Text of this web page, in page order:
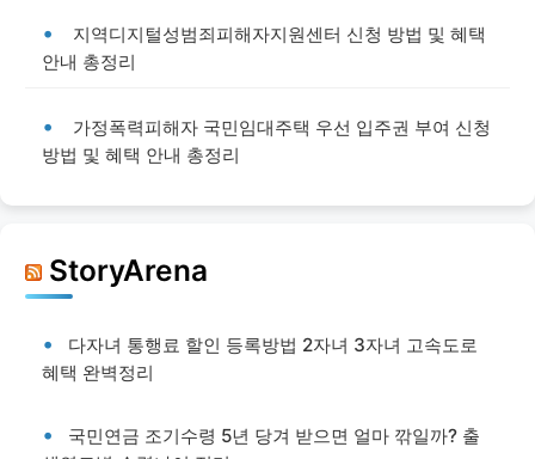
지역디지털성범죄피해자지원센터 신청 방법 및 혜택
안내 총정리
가정폭력피해자 국민임대주택 우선 입주권 부여 신청
방법 및 혜택 안내 총정리
StoryArena
다자녀 통행료 할인 등록방법 2자녀 3자녀 고속도로
혜택 완벽정리
국민연금 조기수령 5년 당겨 받으면 얼마 깎일까? 출